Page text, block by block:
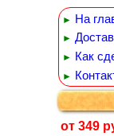
► На
►
► Как
►
от 349